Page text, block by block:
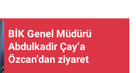
BİK Genel Müdürü
Abdulkadir Çay’a
Özcan’dan ziyaret